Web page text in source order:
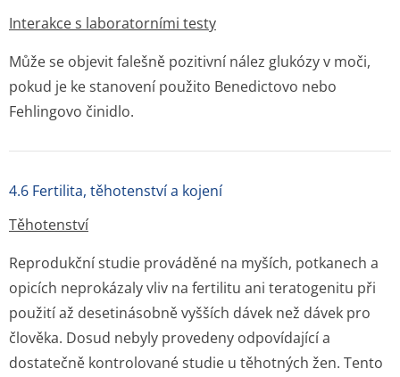
Interakce s laboratorními testy
Může se objevit falešně pozitivní nález glukózy v moči,
pokud je ke stanovení použito Benedictovo nebo
Fehlingovo činidlo.
4.6 Fertilita, těhotenství a kojení
Těhotenství
Reprodukční studie prováděné na myších, potkanech a
opicích neprokázaly vliv na fertilitu ani teratogenitu při
použití až desetinásobně vyšších dávek než dávek pro
člověka. Dosud nebyly provedeny odpovídající a
dostatečně kontrolované studie u těhotných žen. Tento